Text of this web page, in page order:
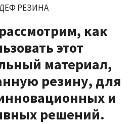
РЕЗИНА
как
этот
материал,
резину, для
и
решений.